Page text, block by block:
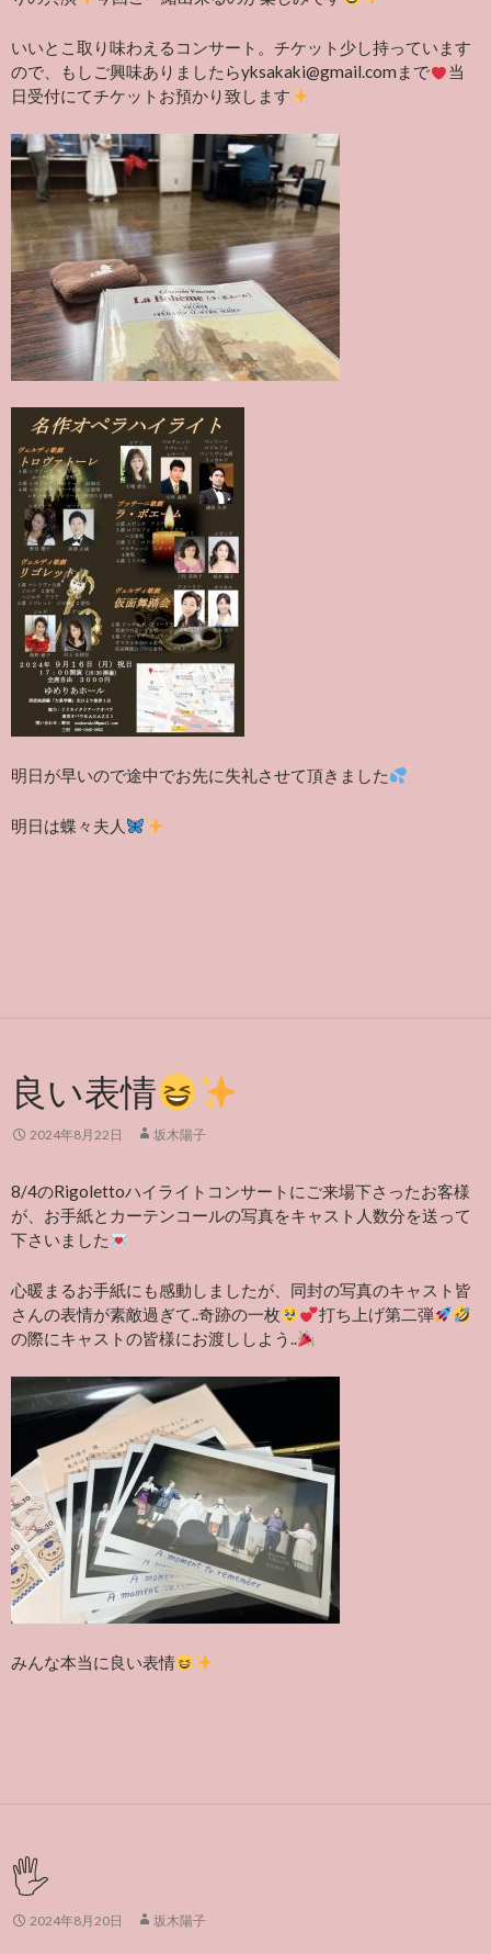
いいとこ取り味わえるコンサート。チケット少し持っています
ので、もしご興味ありましたらyksakaki@gmail.comまで
当
日受付にてチケットお預かり致します
明日が早いので途中でお先に失礼させて頂きました
明日は蝶々夫人
良い表情
2024年8月22日 坂木陽子
8/4のRigolettoハイライトコンサートにご来場下さったお客様
が、お手紙とカーテンコールの写真をキャスト人数分を送って
下さいました
心暖まるお手紙にも感動しましたが、同封の写真のキャスト皆
さんの表情が素敵過ぎて..奇跡の一枚
打ち上げ第二弾
の際にキャストの皆様にお渡ししよう..
みんな本当に良い表情
🖐️
2024年8月20日 坂木陽子